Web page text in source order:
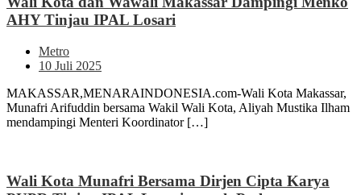
AHY Tinjau IPAL Losari
Metro
10 Juli 2025
MAKASSAR,MENARAINDONESIA.com-Wali Kota Makassar,
Munafri Arifuddin bersama Wakil Wali Kota, Aliyah Mustika Ilham
mendampingi Menteri Koordinator […]
Wali Kota Munafri Bersama Dirjen Cipta Karya